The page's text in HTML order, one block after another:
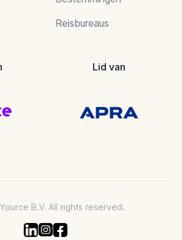
Reisbureaus
Lid van
B.V. All rights reserved.